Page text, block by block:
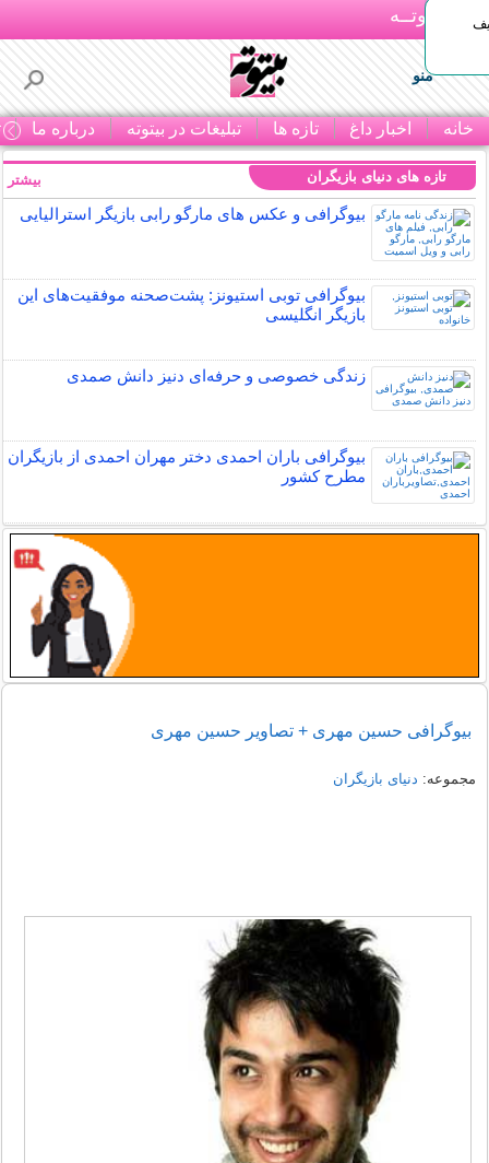
بـیتوتــه
منو
خانه اخبار داغ تازه ها تبلیغات در بیتوته درباره ما
تازه های دنیای بازیگران
بیوگرافی و عکس های مارگو رابی بازیگر استرالیایی
بیوگرافی توبی استیونز: پشت‌صحنه موفقیت‌های این
بازیگر انگلیسی
زندگی خصوصی و حرفه‌ای دنیز دانش صمدی
بیوگرافی باران احمدی دختر مهران احمدی از بازیگران
مطرح کشور
بیشتر
بیوگرافی حسین مهری + تصاویر حسین مهری
مجموعه: دنیای بازیگران